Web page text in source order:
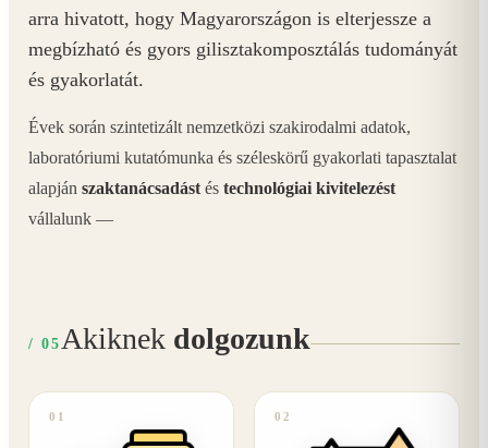
arra hivatott, hogy Magyarországon is elterjessze a
megbízható és gyors gilisztakomposztálás tudományát
és gyakorlatát.
Évek során szintetizált nemzetközi szakirodalmi adatok,
laboratóriumi kutatómunka és széleskörű gyakorlati tapasztalat
alapján szaktanácsadást és technológiai kivitelezést
vállalunk —
/ 05 Akiknek dolgozunk
01 02